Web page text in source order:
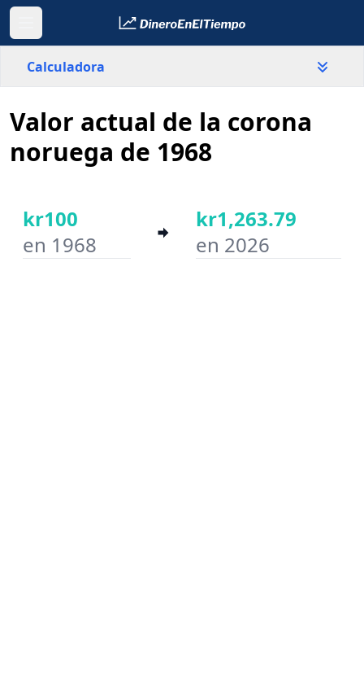
Calculadora
País
Año inicial
Valor actual de la corona
noruega de 1968
kr100
en 1968
kr1,263.79
en 2026